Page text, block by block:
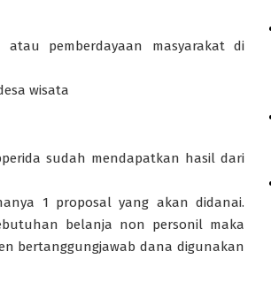
atau pemberdayaan masyarakat di
wisata
sudah mendapatkan hasil dari
1 proposal yang akan didanai.
belanja non personil maka
bertanggungjawab dana digunakan